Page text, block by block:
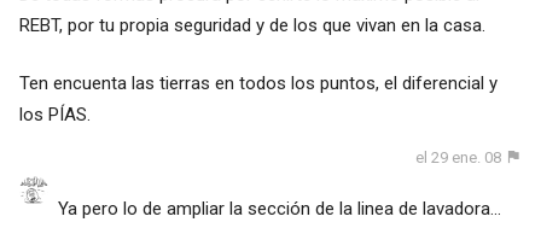
REBT, por tu propia seguridad y de los que vivan en la casa.
Ten encuenta las tierras en todos los puntos, el diferencial y
los PÍAS.
el 29 ene. 08
Ya pero lo de ampliar la sección de la linea de lavadora...